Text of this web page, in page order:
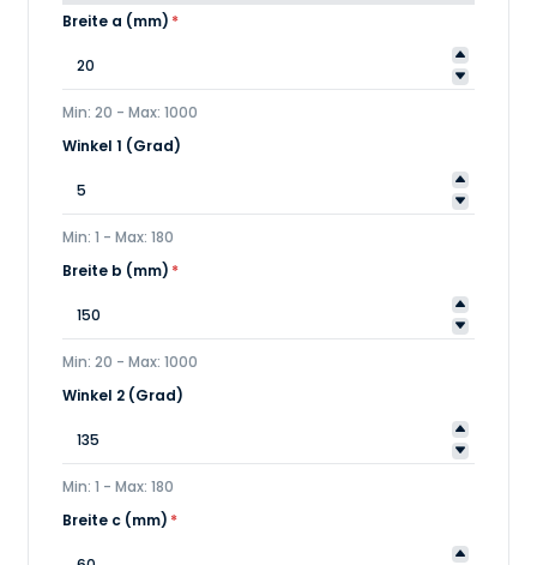
Breite a (mm) *
Min: 20 - Max: 1000
Winkel 1 (Grad)
Min: 1 - Max: 180
Breite b (mm) *
Min: 20 - Max: 1000
Winkel 2 (Grad)
Min: 1 - Max: 180
Breite c (mm) *